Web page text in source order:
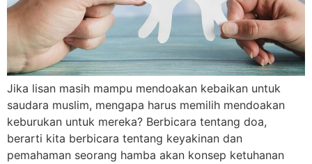
Jika lisan masih mampu mendoakan kebaikan untuk
saudara muslim, mengapa harus memilih mendoakan
keburukan untuk mereka? Berbicara tentang doa,
berarti kita berbicara tentang keyakinan dan
pemahaman seorang hamba akan konsep ketuhanan